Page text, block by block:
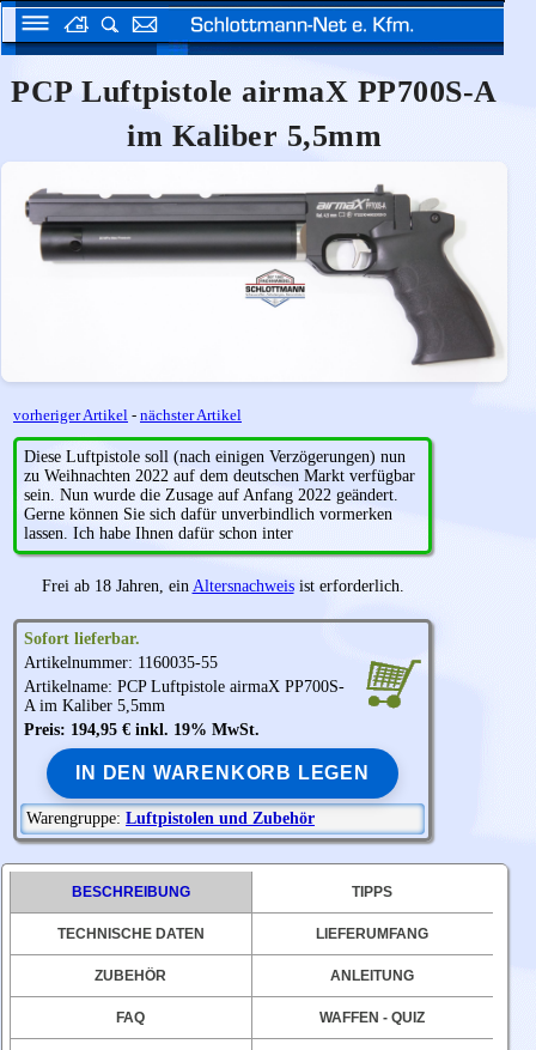
PCP Luftpistole airmaX PP700S-A
im Kaliber 5,5mm
vorheriger Artikel - nächster Artikel
Diese Luftpistole soll (nach einigen Verzögerungen) nun
zu Weihnachten 2022 auf dem deutschen Markt verfügbar
sein. Nun wurde die Zusage auf Anfang 2022 geändert.
Gerne können Sie sich dafür unverbindlich vormerken
lassen. Ich habe Ihnen dafür schon inter
Frei ab 18 Jahren, ein Altersnachweisist erforderlich.
Sofort lieferbar.
Artikelnummer: 1160035-55
Artikelname: PCP Luftpistole airmaX PP700S-
A im Kaliber 5,5mm
Preis: 194,95 € inkl. 19% MwSt.
IN DEN WARENKORB LEGEN
Warengruppe: Luftpistolen und Zubehör
BESCHREIBUNG TIPPS
TECHNISCHE DATEN LIEFERUMFANG
ZUBEHÖR ANLEITUNG
FAQ WAFFEN - QUIZ